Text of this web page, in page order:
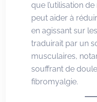
que l’utilisation
peut aider à
en agissant sur
traduirait par un
musculaires,
souffrant de
fibromyalgie.